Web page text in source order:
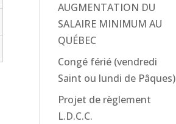
AUGMENTATION DU
SALAIRE MINIMUM AU
QUÉBEC
Congé férié (vendredi
Saint ou lundi de Pâques)
Projet de règlement
L.D.C.C.